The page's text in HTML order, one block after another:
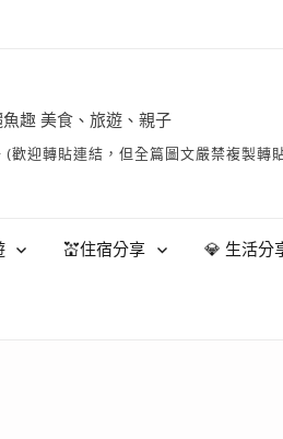
轉貼連結，但全篇圖文嚴禁複製轉
💒住宿分享 💎 生活分